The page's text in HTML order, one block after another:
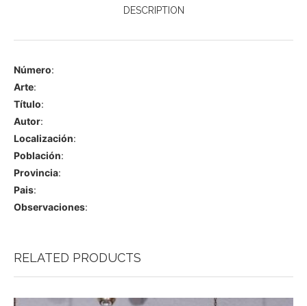
DESCRIPTION
Número:
Arte:
Título:
Autor:
Localización:
Población:
Provincia:
Pais:
Observaciones:
RELATED PRODUCTS